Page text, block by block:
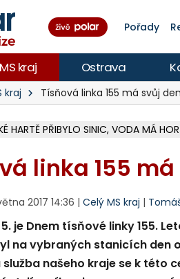
Pořady
MS kraj Ostrava
kraj Tísňová linka 155 má svůj
HARTĚ PŘIBYLO SINIC, VODA MÁ
linka 155
2017 14:36 | Celý MS kraj |
5. je Dnem tísňové linky 155.
na vybraných stanicích den
našeho kraje se k této